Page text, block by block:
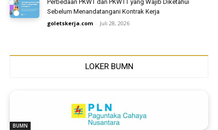
Perbedaan PKWT dan PKWTT yang Wajib Diketahui
Sebelum Menandatangani Kontrak Kerja
goletskerja.com - Juli 28, 2026
LOKER BUMN
BUMN